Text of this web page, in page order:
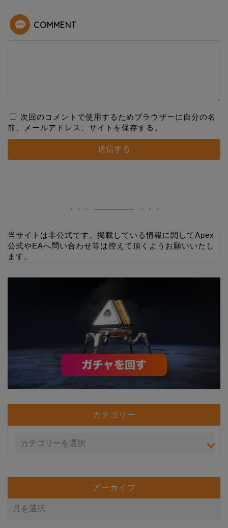
COMMENT
次回のコメントで使用するためブラウザーに自分の名
前、メールアドレス、サイトを保存する。
当サイトは非公式です。掲載している情報に関してApex
公式やEAへ問い合わせ等は控えて頂くようお願いいたし
ます。
カテゴリー
アーカイブ